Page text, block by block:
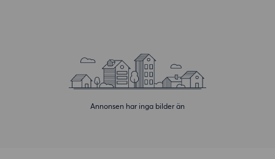
Annonsen har inga bilder än